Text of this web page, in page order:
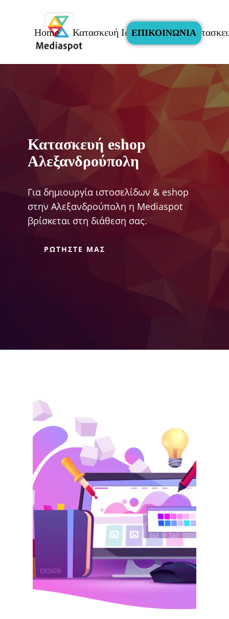
Home Κατασκευή Ιστοσελίδας
ΕΠΙΚΟΙΝΩΝΙΑ
Κατασκευή eshop
Αλεξανδρούπολη
Για δημιουργία ιστοσελίδων & eshop
στην Αλεξανδρούπολη η Mediaspot
βρίσκεται στη διάθεση σας.
ΡΩΤΗΣΤΕ ΜΑΣ